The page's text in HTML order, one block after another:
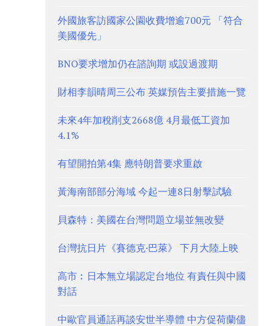
外國旅客訪國家公園收費增逾700元 「符合
美國優先」
BNO要求增加仍在諮詢期 或設過渡期
財相李韻晴周三公布 英媒預告主要措施一覽
未來4年加稅削支2668億 4月最低工資加
4.1%
有望開拍第4集 應特朗普要求重啟
黃海南部部分海域 今起一連8日射擊試驗
貝森特：美國在台灣問題立場並無改變
台灣抗日片《賽德克·巴萊》 下月大陸上映
高市︰日本無立場認定台地位 有責任與中國
對話
中歐官員通話再談安世半導體 中方促荷蘭儘